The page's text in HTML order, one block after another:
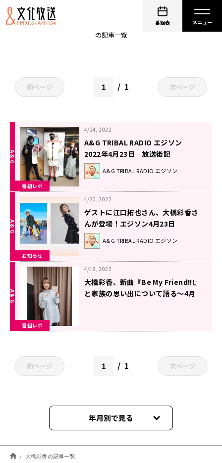
番組表
の記事一覧
前ページ 1 次ページ
番組レポ
4/24, 2022
A&G TRIBAL RADIO エジソン
2022年4月23日 放送後記
A&G TRIBAL RADIO エジソン
お知らせ
4/20, 2022
ゲストに江口拓也さん、大橋彩香さ
んが登場！エジソン4月23日
A&G TRIBAL RADIO エジソン
番組レポ
4/18, 2022
大橋彩香、新曲『Be My Friend!!!』
と家族の思い出について語る〜4月
前ページ 1 次ページ
年月別で見る
2025年07月
大橋彩香の記事一覧